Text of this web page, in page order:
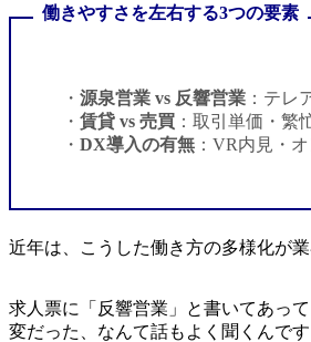
働きやすさを左右する3つの要素
源泉営業 vs 反響営業 ：テレ
賃貸 vs 売買 ：取引単価・繁
DX導入の有無 ：VR内見・
近年は、こうした働き方の多様化が
求人票に「反響営業」と書いてあっ
変だった、なんて話もよく聞くんで